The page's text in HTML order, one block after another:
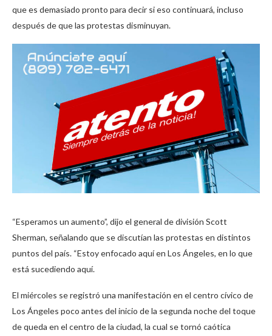
que es demasiado pronto para decir si eso continuará, incluso
después de que las protestas disminuyan.
“Esperamos un aumento”, dijo el general de división Scott
Sherman, señalando que se discutían las protestas en distintos
puntos del país. “Estoy enfocado aquí en Los Ángeles, en lo que
está sucediendo aquí.
El miércoles se registró una manifestación en el centro cívico de
Los Ángeles poco antes del inicio de la segunda noche del toque
de queda en el centro de la ciudad, la cual se tornó caótica